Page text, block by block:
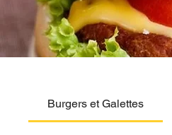
Burgers et Galettes